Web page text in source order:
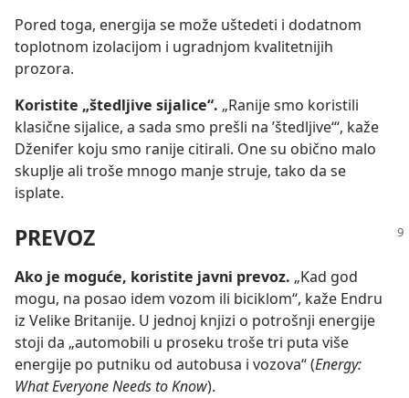
Pored toga, energija se može uštedeti i dodatnom
toplotnom izolacijom i ugradnjom kvalitetnijih
prozora.
Koristite „štedljive sijalice“. „Ranije smo koristili
klasične sijalice, a sada smo prešli na ’štedljive‘“, kaže
Dženifer koju smo ranije citirali. One su obično malo
skuplje ali troše mnogo manje struje, tako da se
isplate.
PREVOZ
Ako je moguće, koristite javni prevoz. „Kad god
mogu, na posao idem vozom ili biciklom“, kaže Endru
iz Velike Britanije. U jednoj knjizi o potrošnji energije
stoji da „automobili u proseku troše tri puta više
energije po putniku od autobusa i vozova“ (Energy:
What Everyone Needs to Know).